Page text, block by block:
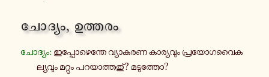
ചോ­ദ്യം, ഉ­ത്ത­രം
ചോ­ദ്യം: ഇ­പ്പോ­ഴെ­ന്തേ വ്യാ­ക­ര­ണ കാ­ര്യ­വും പ്ര­യോ­ഗ­വൈ­ക­
ല്യ­വും മ­റ്റും പ­റ­യാ­ത്ത­തു്? മ­ടു­ത്തോ?